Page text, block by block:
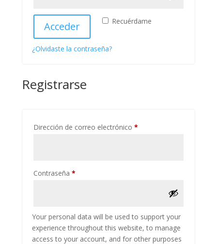
Recuérdame
Acceder
¿Olvidaste la contraseña?
Registrarse
Dirección de correo electrónico *Obligatorio
Contraseña *Obligatorio
Your personal data will be used to support your
experience throughout this website, to manage
access to your account, and for other purposes